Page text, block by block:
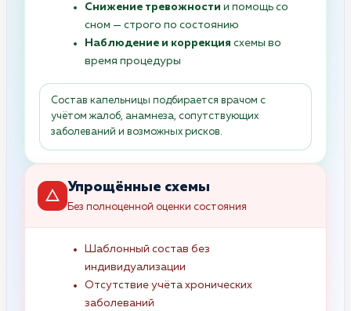
Снижение тревожности и помощь со
сном — строго по состоянию
Наблюдение и коррекция схемы во
время процедуры
Состав капельницы подбирается врачом с
учётом жалоб, анамнеза, сопутствующих
заболеваний и возможных рисков.
Упрощённые схемы
Без полноценной оценки состояния
Шаблонный состав без
индивидуализации
Отсутствие учёта хронических
заболеваний